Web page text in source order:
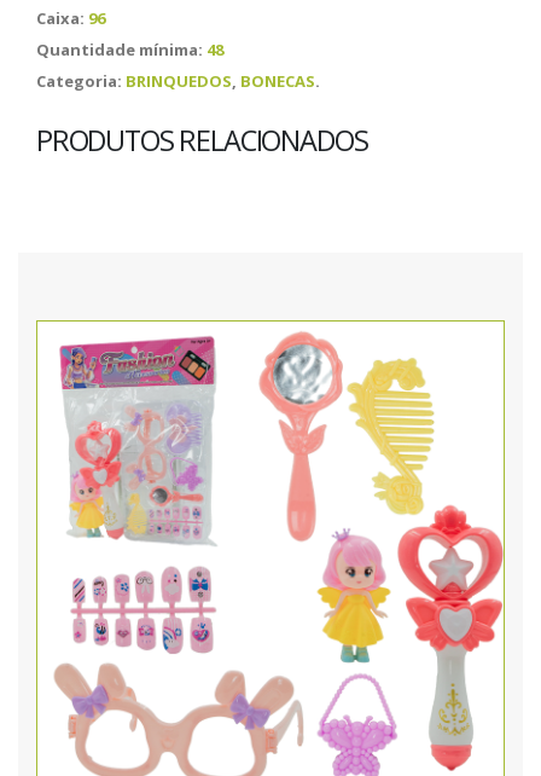
Caixa: 96
Quantidade mínima: 48
Categoria: BRINQUEDOS, BONECAS.
PRODUTOS RELACIONADOS